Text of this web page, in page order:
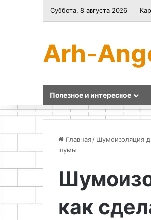
Суббота, 8 августа 2026
Arh-
Полезное и интересное
Главная / Шумоизоляция
шумы
как